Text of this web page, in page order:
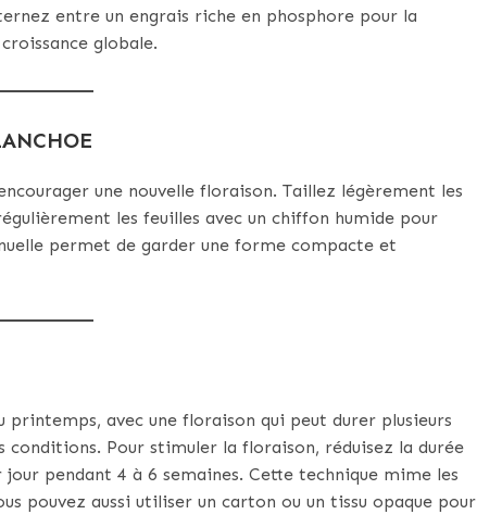
entre un engrais riche en phosphore pour la
globale.
une nouvelle floraison. Taillez légèrement les
les feuilles avec un chiffon humide pour
permet de garder une forme compacte et
avec une floraison qui peut durer plusieurs
conditions. Pour stimuler la floraison, réduisez la durée
pendant 4 à 6 semaines. Cette technique mime les
pouvez aussi utiliser un carton ou un tissu opaque pour